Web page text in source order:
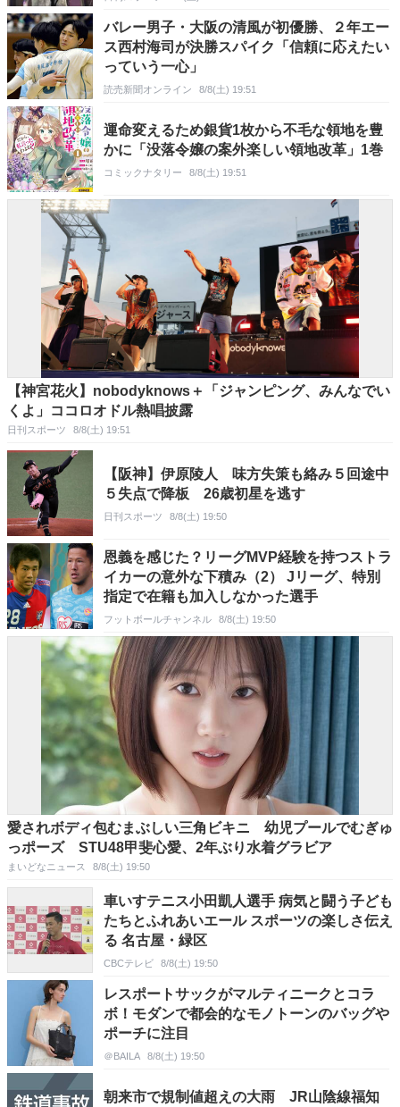
バレー男子・大阪の清風が初優勝、２年エー
ス西村海司が決勝スパイク「信頼に応えたい
っていう一心」
読売新聞オンライン 8/8(土) 19:51
運命変えるため銀貨1枚から不毛な領地を豊
かに「没落令嬢の案外楽しい領地改革」1巻
コミックナタリー 8/8(土) 19:51
【神宮花火】nobodyknows＋「ジャンピング、みんなでい
くよ」ココロオドル熱唱披露
日刊スポーツ 8/8(土) 19:51
【阪神】伊原陵人 味方失策も絡み５回途中
５失点で降板 26歳初星を逃す
日刊スポーツ 8/8(土) 19:50
恩義を感じた？リーグMVP経験を持つストラ
イカーの意外な下積み（2） Jリーグ、特別
指定で在籍も加入しなかった選手
フットボールチャンネル 8/8(土) 19:50
愛されボディ包むまぶしい三角ビキニ 幼児プールでむぎゅ
っポーズ STU48甲斐心愛、2年ぶり水着グラビア
まいどなニュース 8/8(土) 19:50
車いすテニス小田凱人選手 病気と闘う子ども
たちとふれあいエール スポーツの楽しさ伝え
る 名古屋・緑区
CBCテレビ 8/8(土) 19:50
レスポートサックがマルティニークとコラ
ボ！モダンで都会的なモノトーンのバッグや
ポーチに注目
＠BAILA 8/8(土) 19:50
朝来市で規制値超えの大雨 JR山陰線福知